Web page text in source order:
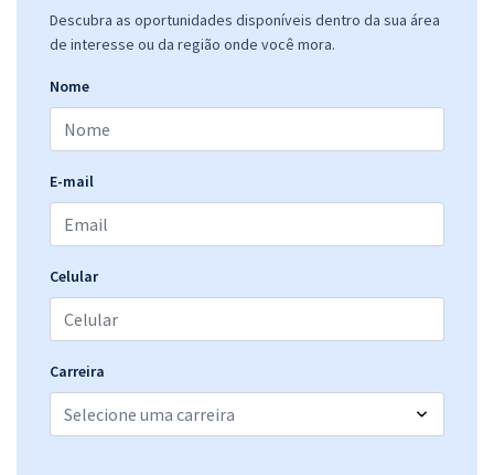
Descubra as oportunidades disponíveis dentro da sua área
de interesse ou da região onde você mora.
Nome
E-mail
Celular
Carreira